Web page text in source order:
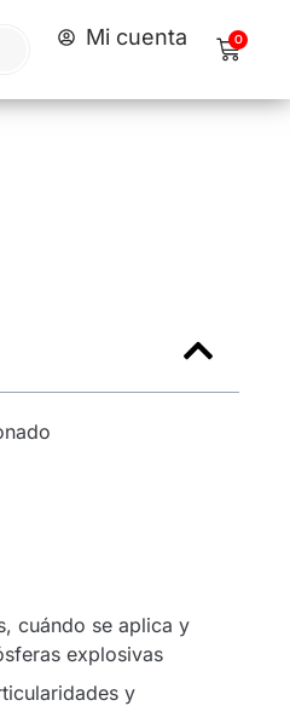
Mi cuenta 0
cuándo se aplica y
explosivas
y